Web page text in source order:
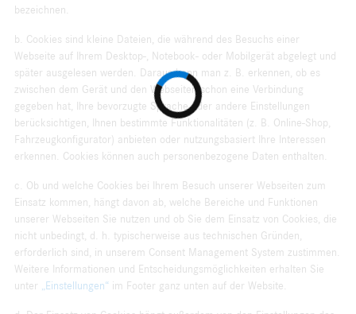
bezeichnen.
b. Cookies sind kleine Dateien, die während des Besuchs einer
Webseite auf Ihrem Desktop-, Notebook- oder Mobilgerät abgelegt und
später ausgelesen werden. Daraus kann man z. B. erkennen, ob es
zwischen dem Gerät und den Webseiten schon eine Verbindung
gegeben hat, Ihre bevorzugte Sprache oder andere Einstellungen
berücksichtigen, Ihnen bestimmte Funktionalitäten (z. B. Online-Shop,
Fahrzeugkonfigurator) anbieten oder nutzungsbasiert Ihre Interessen
erkennen. Cookies können auch personenbezogene Daten enthalten.
c. Ob und welche Cookies bei Ihrem Besuch unserer Webseiten zum
Einsatz kommen, hängt davon ab, welche Bereiche und Funktionen
unserer Webseiten Sie nutzen und ob Sie dem Einsatz von Cookies, die
nicht unbedingt, d. h. typischerweise aus technischen Gründen,
erforderlich sind, in unserem Consent Management System zustimmen.
Weitere Informationen und Entscheidungsmöglichkeiten erhalten Sie
unter „Einstellungen“ im Footer ganz unten auf der Website.